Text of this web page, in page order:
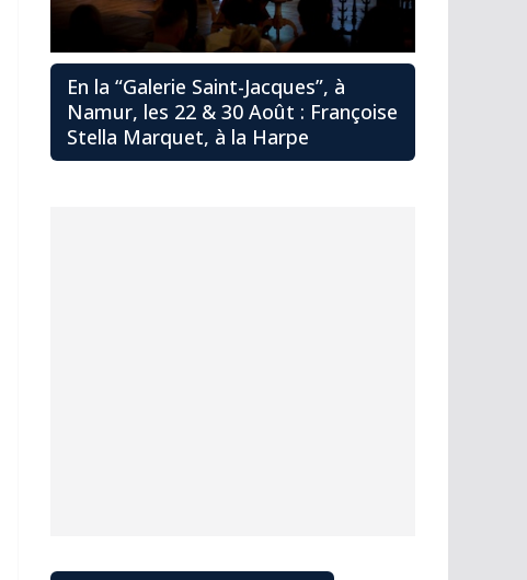
En la “Galerie Saint-Jacques”, à
Namur, les 22 & 30 Août : Françoise
Stella Marquet, à la Harpe